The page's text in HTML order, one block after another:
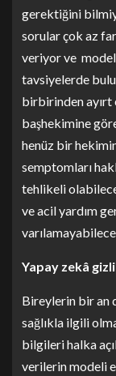
gerektiğini
sorular çok az
veriyor ve
tavsiyelerde
birbirinden ayırt
başhekimine
henüz bir
semptomları
tehlikeli
ve acil yardım
Yapay zekâ
Bireylerin bir an
sağlıkla ilgili
bilgileri halka
verilerin modeli